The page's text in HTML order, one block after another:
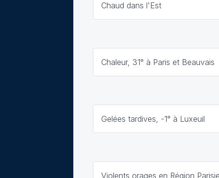
Chaud dans l'Est
Chaleur, 31° à Paris et Beauvais
Gelées tardives, -1° à Luxeuil
Violents orages en Région